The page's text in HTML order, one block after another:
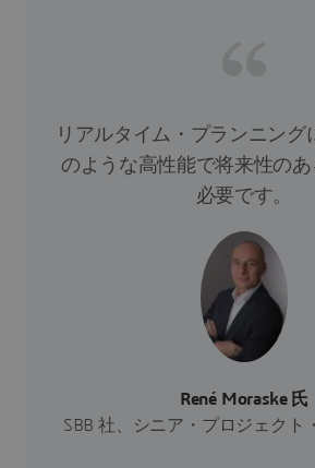
リアルタイム・プランニング
のような高性能で将来性の
必要です。
René Moraske 氏
SBB 社、シニア・プロジェクト